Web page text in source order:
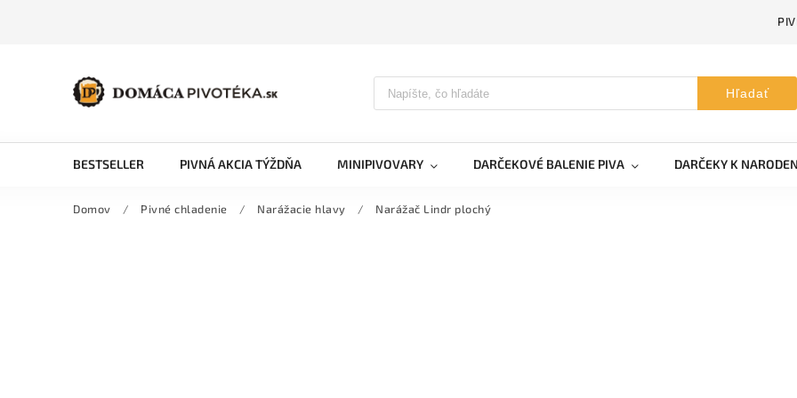
Hľadať
BESTSELLER PIVNÁ AKCIA TÝŽDŇA MINIPIVOVARY DARČEKOVÉ BALENIE PIVA DARČEKY K
Domov / Pivné chladenie / Narážacie hlavy / Narážač Lindr plochý